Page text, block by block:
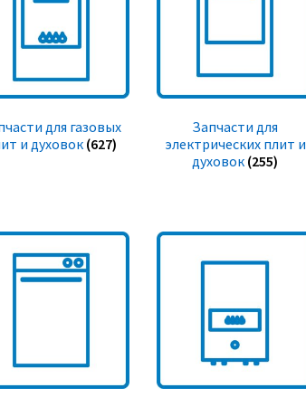
для газовых
и духовок (627)
Запчасти для
электрических плит и
духовок (255)